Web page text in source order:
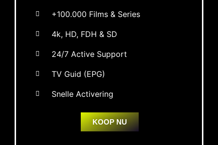
+100.000 Films & Series
4k, HD, FDH & SD
24/7 Active Support
TV Guid (EPG)
Snelle Activering
KOOP NU